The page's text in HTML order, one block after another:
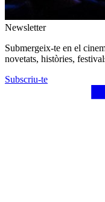
Newsletter
Submergeix-te en el
novetats, històries,
Subscriu-te